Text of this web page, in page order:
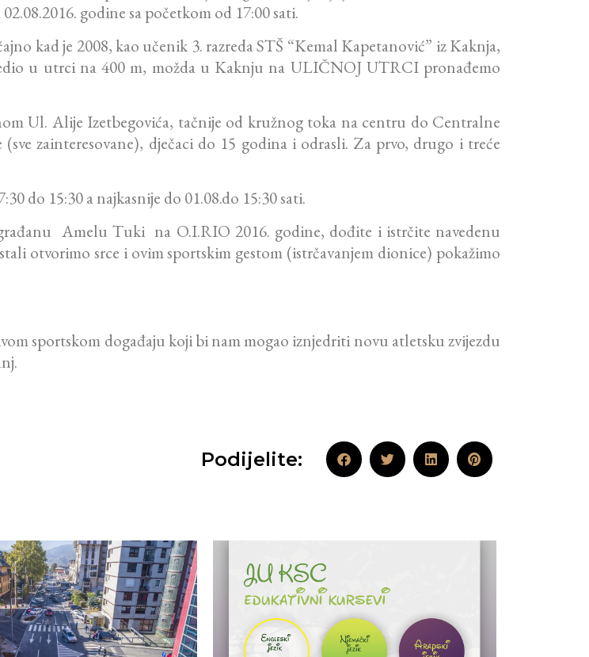
godine sa početkom od 17:00 sati.
kad je 2008, kao učenik 3. razreda STŠ “Kemal Kapetanović” iz Kaknja,
u utrci na 400 m, možda u Kaknju na ULIČNOJ UTRCI pronađemo
Ul. Alije Izetbegovića, tačnije od kružnog toka na centru do Centralne
zainteresovane), dječaci do 15 godina i odrasli. Za prvo, drugo i treće
do 15:30 a najkasnije do 01.08.do 15:30 sati.
Amelu Tuki na O.I.RIO 2016. godine, dođite i istrčite navedenu
otvorimo srce i ovim sportskim gestom (istrčavanjem dionice) pokažimo
sportskom događaju koji bi nam mogao iznjedriti novu atletsku zvijezdu
Podijelite: